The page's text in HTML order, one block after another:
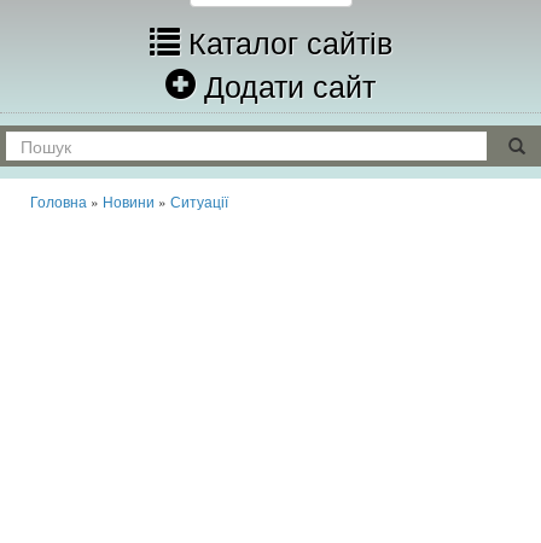
Каталог сайтів
Додати сайт
Головна » Новини » Ситуації